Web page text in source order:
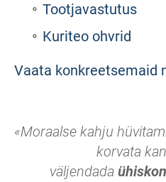
Tootjavastutus
Kuriteo ohvrid
Vaata konkreetsemaid
«Moraalse kahju
korvata
väljendada